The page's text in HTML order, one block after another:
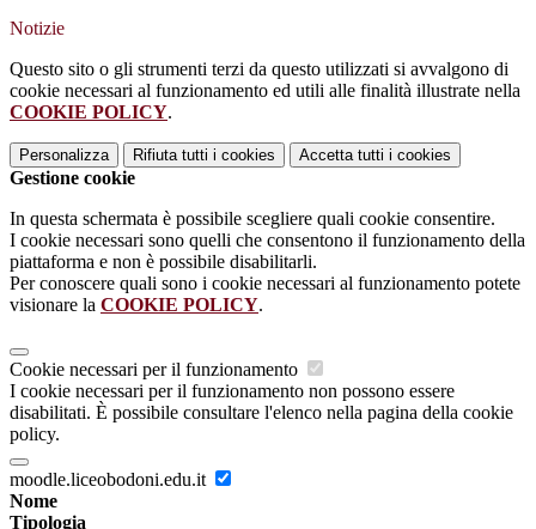
Notizie
Questo sito o gli strumenti terzi da questo utilizzati si avvalgono di
cookie necessari al funzionamento ed utili alle finalità illustrate nella
COOKIE POLICY.
Personalizza Rifiuta tutti i cookies Accetta tutti i cookies
Gestione cookie
In questa schermata è possibile scegliere quali cookie consentire.
I cookie necessari sono quelli che consentono il funzionamento della
piattaforma e non è possibile disabilitarli.
Per conoscere quali sono i cookie necessari al funzionamento potete
visionare la COOKIE POLICY.
Cookie necessari per il funzionamento
I cookie necessari per il funzionamento non possono essere
disabilitati. È possibile consultare l'elenco nella pagina della cookie
policy.
moodle.liceobodoni.edu.it
Nome
Tipologia